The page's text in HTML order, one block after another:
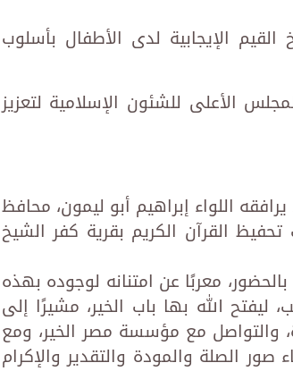
الإيجابية لدى الأطفال بأسلوب
الأعلى للشئون الإسلامية لتعزيز
اللواء إبراهيم أبو ليمون، محافظ
تحفيظ القرآن الكريم بقرية كفر الشيخ
معربًا عن امتنانه لوجوده بهذه
ليفتح الله بها باب الخير، مشيرًا إلى
والتواصل مع مؤسسة مصر الخير، ومع
الصلة والمودة والتقدير والإكرام